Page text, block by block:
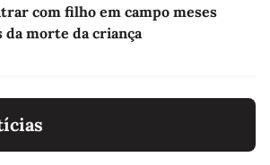
com filho em campo meses
da morte da criança